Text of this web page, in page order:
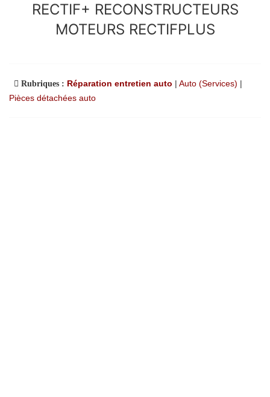
RECTIF+ RECONSTRUCTEURS
MOTEURS RECTIFPLUS
Rubriques : Réparation entretien auto | Auto (Services) |
Pièces détachées auto